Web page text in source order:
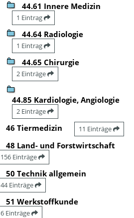
44.61 Innere Medizin
1 Eintrag
44.64 Radiologie
1 Eintrag
44.65 Chirurgie
2 Einträge
44.85 Kardiologie, Angiologie
2 Einträge
46 Tiermedizin 11 Einträge
48 Land- und Forstwirtschaft
156 Einträge
50 Technik allgemein
44 Einträge
51 Werkstoffkunde
6 Einträge